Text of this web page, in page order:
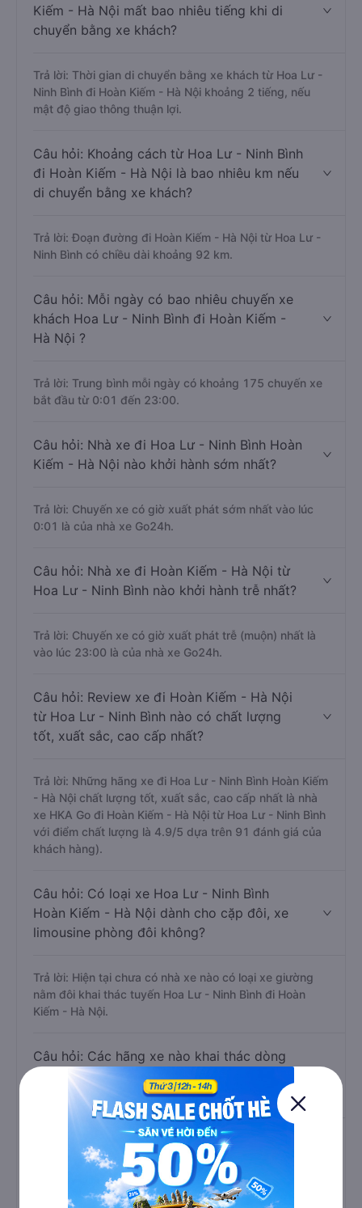
Kiếm - Hà Nội mất bao nhiêu tiếng khi di
chuyển bằng xe khách?
Trả lời: Thời gian di chuyển bằng xe khách từ Hoa Lư -
Ninh Bình đi Hoàn Kiếm - Hà Nội khoảng 2 tiếng, nếu
mật độ giao thông thuận lợi.
Câu hỏi: Khoảng cách từ Hoa Lư - Ninh Bình
đi Hoàn Kiếm - Hà Nội là bao nhiêu km nếu
di chuyển bằng xe khách?
Trả lời: Đoạn đường đi Hoàn Kiếm - Hà Nội từ Hoa Lư -
Ninh Bình có chiều dài khoảng 92 km.
Câu hỏi: Mỗi ngày có bao nhiêu chuyến xe
khách Hoa Lư - Ninh Bình đi Hoàn Kiếm -
Hà Nội ?
Trả lời: Trung bình mỗi ngày có khoảng 175 chuyến xe
bắt đầu từ 0:01 đến 23:00.
Câu hỏi: Nhà xe đi Hoa Lư - Ninh Bình Hoàn
Kiếm - Hà Nội nào khởi hành sớm nhất?
Trả lời: Chuyến xe có giờ xuất phát sớm nhất vào lúc
0:01 là của nhà xe Go24h.
Câu hỏi: Nhà xe đi Hoàn Kiếm - Hà Nội từ
Hoa Lư - Ninh Bình nào khởi hành trễ nhất?
Trả lời: Chuyến xe có giờ xuất phát trễ (muộn) nhất là
vào lúc 23:00 là của nhà xe Go24h.
Câu hỏi: Review xe đi Hoàn Kiếm - Hà Nội
từ Hoa Lư - Ninh Bình nào có chất lượng
tốt, xuất sắc, cao cấp nhất?
Trả lời: Những hãng xe đi Hoa Lư - Ninh Bình Hoàn Kiếm
- Hà Nội chất lượng tốt, xuất sắc, cao cấp nhất là nhà
xe HKA Go đi Hoàn Kiếm - Hà Nội từ Hoa Lư - Ninh Bình
với điểm chất lượng là 4.9/5 dựa trên 91 đánh giá của
khách hàng).
Câu hỏi: Có loại xe Hoa Lư - Ninh Bình
Hoàn Kiếm - Hà Nội dành cho cặp đôi, xe
limousine phòng đôi không?
Trả lời: Hiện tại chưa có nhà xe nào có loại xe giường
nằm đôi khai thác tuyến Hoa Lư - Ninh Bình đi Hoàn
Kiếm - Hà Nội.
Câu hỏi: Các hãng xe nào khai thác dòng
xe Limousine đi Hoàn Kiếm - Hà Nội từ Hoa
Lư - Ninh Bình?
Trả lời: Hiện tại có 10 hãng xe khai thác dòng xe
Limousine trên tuyến đường này là xe Bình Minh
Limousine , Hoa Lư Limousine, X.E Việt Nam, Ninh Bình
Excursion Transport, G8 SAPA OPEN TOUR, Ninh Bình